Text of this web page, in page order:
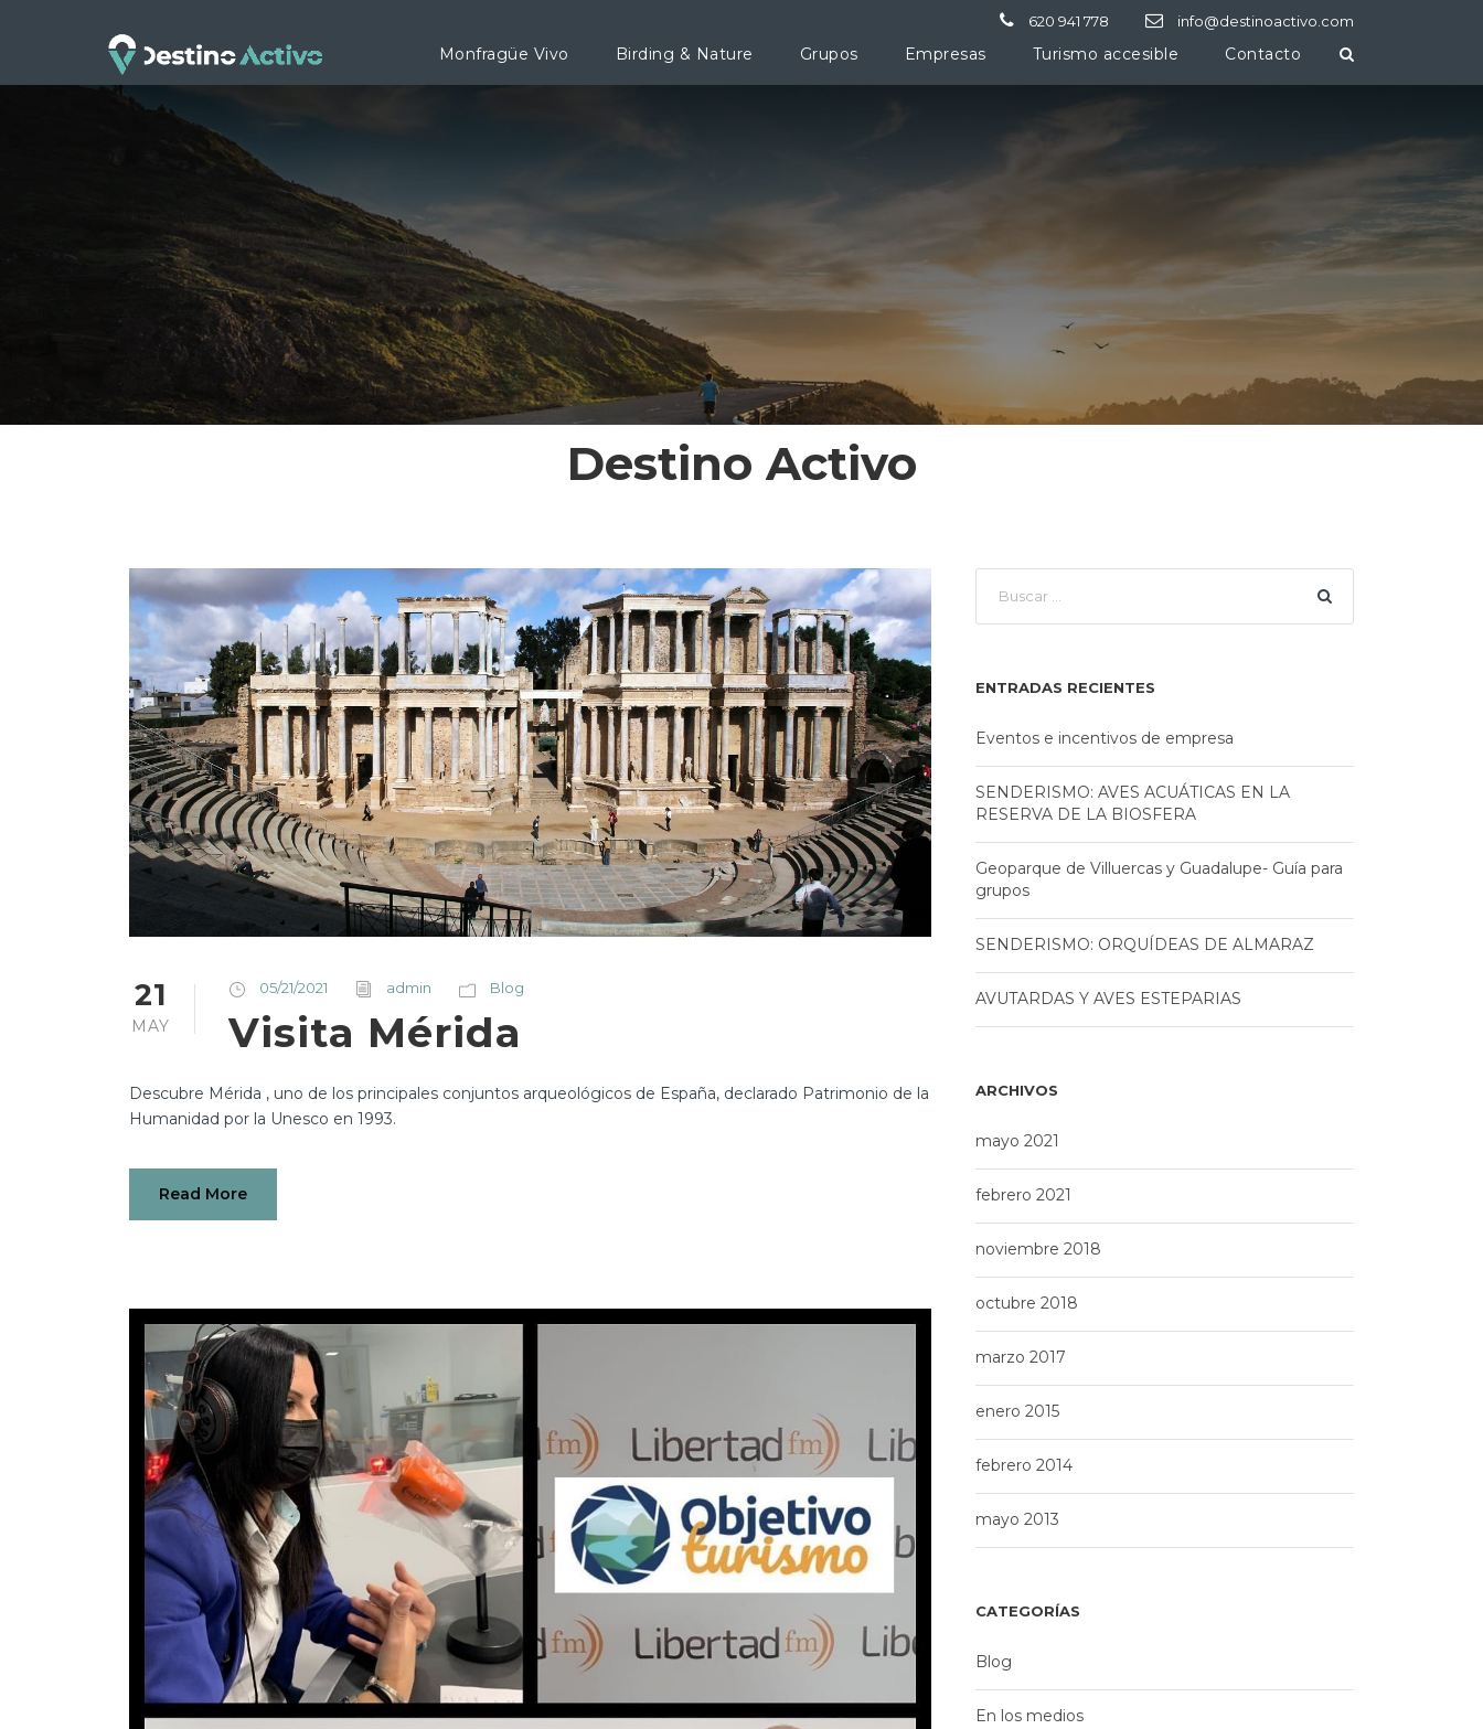
620 941 778 info@destinoactivo.com
Monfragüe Vivo Birding & Nature Grupos Empresas Turismo accesible Contacto
Destino Activo
21
MAY
05/21/2021 admin Blog
Visita Mérida
Descubre Mérida , uno de los principales conjuntos arqueológicos de España, declarado Patrimonio de la
Humanidad por la Unesco en 1993.
Read More
ENTRADAS RECIENTES
Eventos e incentivos de empresa
SENDERISMO: AVES ACUÁTICAS EN LA
RESERVA DE LA BIOSFERA
Geoparque de Villuercas y Guadalupe- Guía para
grupos
SENDERISMO: ORQUÍDEAS DE ALMARAZ
AVUTARDAS Y AVES ESTEPARIAS
ARCHIVOS
mayo 2021
febrero 2021
noviembre 2018
octubre 2018
marzo 2017
enero 2015
febrero 2014
mayo 2013
CATEGORÍAS
Blog
En los medios